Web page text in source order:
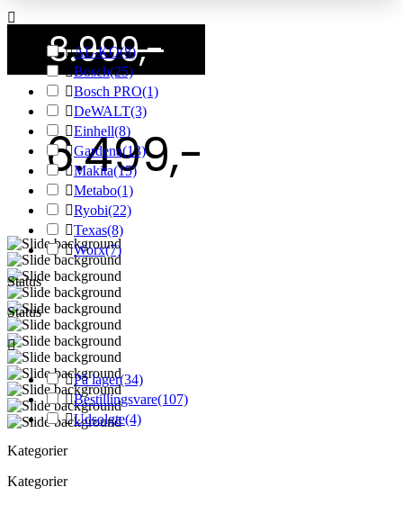
8.999,-
6.499,-

AL-KO(8)
Bosch(25)
Bosch PRO(1)
DeWALT(3)
Einhell(8)
Gardena(13)
Makita(15)
Metabo(1)
Ryobi(22)
Texas(8)
Worx(7)
Status
Status

På lager(34)
Bestillingsvare(107)
Udsolgte(4)
Kategorier
Kategorier